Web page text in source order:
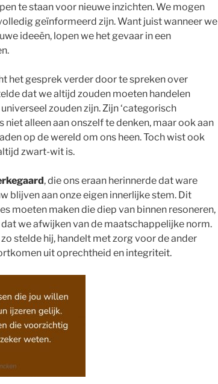
te staan voor nieuwe inzichten. We mogen
geïnformeerd zijn. Want juist wanneer we
ideeën, lopen we het gevaar in een
het gesprek verder door te spreken over
dat we altijd zouden moeten handelen
zouden zijn. Zijn ‘categorisch
niet alleen aan onszelf te denken, maar ook aan
op de wereld om ons heen. Toch wist ook
zwart-wit is.
, die ons eraan herinnerde dat ware
blijven aan onze eigen innerlijke stem. Dit
moeten maken die diep van binnen resoneren,
we afwijken van de maatschappelijke norm.
stelde hij, handelt met zorg voor de ander
uit oprechtheid en integriteit.